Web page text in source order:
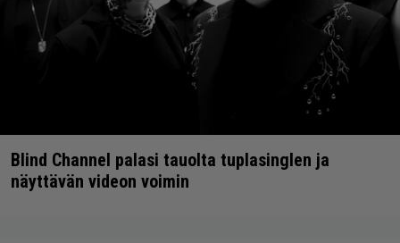
Blind Channel palasi tauolta tuplasinglen ja
näyttävän videon voimin